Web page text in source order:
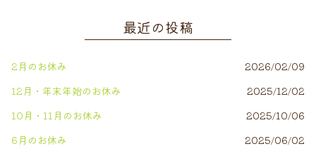
最近の投稿
2月のお休み
2026/02/09
12月・年末年始のお休み
2025/12/02
10月・11月のお休み
2025/10/06
6月のお休み
2025/06/02